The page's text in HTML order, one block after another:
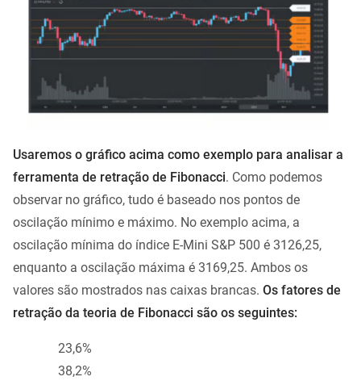
Usaremos o gráfico acima como exemplo para analisar a
ferramenta de retração de Fibonacci. Como podemos
observar no gráfico, tudo é baseado nos pontos de
oscilação mínimo e máximo. No exemplo acima, a
oscilação mínima do índice E-Mini S&P 500 é 3126,25,
enquanto a oscilação máxima é 3169,25. Ambos os
valores são mostrados nas caixas brancas. Os fatores de
retração da teoria de Fibonacci são os seguintes:
23,6%
38,2%